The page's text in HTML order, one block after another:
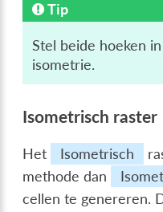
Tip
Stel beide hoeken
isometrie.
Isometrisch raster
Het Isometrisch
methode dan
cellen te genereren.